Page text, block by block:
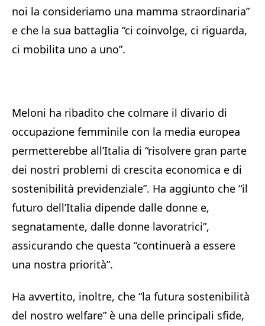
noi la consideriamo una mamma straordinaria”
e che la sua battaglia “ci coinvolge, ci riguarda,
ci mobilita uno a uno”.
Meloni ha ribadito che colmare il divario di
occupazione femminile con la media europea
permetterebbe all’Italia di “risolvere gran parte
dei nostri problemi di crescita economica e di
sostenibilità previdenziale”. Ha aggiunto che “il
futuro dell’Italia dipende dalle donne e,
segnatamente, dalle donne lavoratrici”,
assicurando che questa “continuerà a essere
una nostra priorità”.
Ha avvertito, inoltre, che “la futura sostenibilità
del nostro welfare” è una delle principali sfide,